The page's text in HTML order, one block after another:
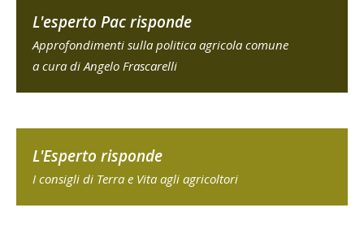
L'esperto Pac risponde
Approfondimenti sulla politica agricola comune
a cura di Angelo Frascarelli
L'Esperto risponde
I consigli di Terra e Vita agli agricoltori